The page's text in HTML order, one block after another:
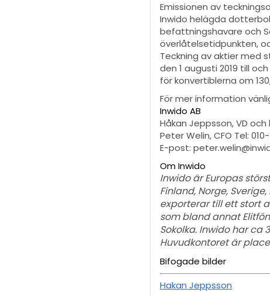
Emissionen av
Inwido helägda
befattningshavare och
överlåtelsetidpunkten,
Teckning av aktier med
den 1 augusti 2019 till
för konvertiblerna om
För mer information
Inwido AB
Håkan Jeppsson, VD och
Peter Welin, CFO Tel:
E-post:
Om Inwido
Inwido är Europas
Finland, Norge,
exporterar till ett stort
som bland annat
Sokolka. Inwido har ca
Huvudkontoret är
Bifogade bilder
Hakan Jeppsson